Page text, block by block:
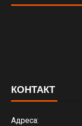
КОНТАКТ
Адреса: